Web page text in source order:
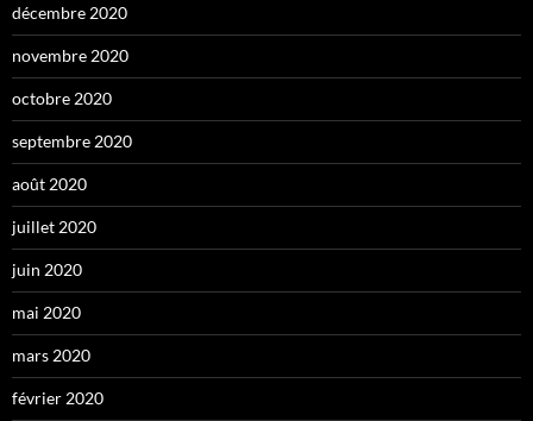
décembre 2020
novembre 2020
octobre 2020
septembre 2020
août 2020
juillet 2020
juin 2020
mai 2020
mars 2020
février 2020